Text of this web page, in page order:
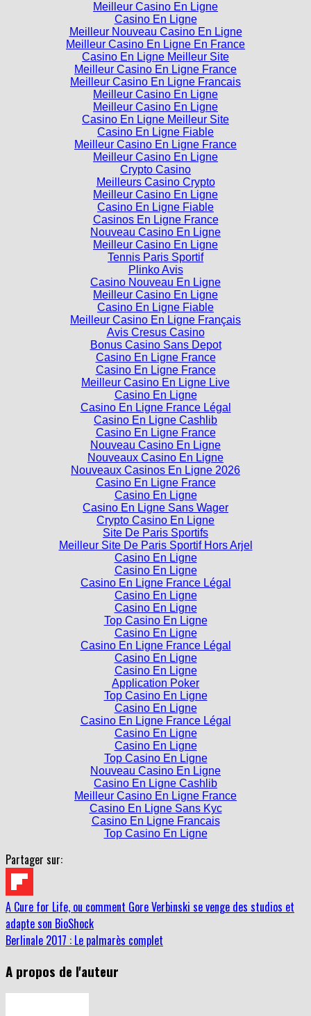
Casino En Ligne
Meilleur Nouveau Casino En Ligne
Meilleur Casino En Ligne En France
Casino En Ligne Meilleur Site
Meilleur Casino En Ligne France
Meilleur Casino En Ligne Francais
Meilleur Casino En Ligne
Meilleur Casino En Ligne
Casino En Ligne Meilleur Site
Casino En Ligne Fiable
Meilleur Casino En Ligne France
Meilleur Casino En Ligne
Crypto Casino
Meilleurs Casino Crypto
Meilleur Casino En Ligne
Casino En Ligne Fiable
Casinos En Ligne France
Nouveau Casino En Ligne
Meilleur Casino En Ligne
Tennis Paris Sportif
Plinko Avis
Casino Nouveau En Ligne
Meilleur Casino En Ligne
Casino En Ligne Fiable
Meilleur Casino En Ligne Français
Avis Cresus Casino
Bonus Casino Sans Depot
Casino En Ligne France
Casino En Ligne France
Meilleur Casino En Ligne Live
Casino En Ligne
Casino En Ligne France Légal
Casino En Ligne Cashlib
Casino En Ligne France
Nouveau Casino En Ligne
Nouveaux Casino En Ligne
Nouveaux Casinos En Ligne 2026
Casino En Ligne France
Casino En Ligne
Casino En Ligne Sans Wager
Crypto Casino En Ligne
Site De Paris Sportifs
Meilleur Site De Paris Sportif Hors Arjel
Casino En Ligne
Casino En Ligne
Casino En Ligne France Légal
Casino En Ligne
Casino En Ligne
Top Casino En Ligne
Casino En Ligne
Casino En Ligne France Légal
Casino En Ligne
Casino En Ligne
Application Poker
Top Casino En Ligne
Casino En Ligne
Casino En Ligne France Légal
Casino En Ligne
Casino En Ligne
Top Casino En Ligne
Nouveau Casino En Ligne
Casino En Ligne Cashlib
Meilleur Casino En Ligne France
Casino En Ligne Sans Kyc
Casino En Ligne Francais
Top Casino En Ligne
A Cure for Life, ou comment Gore Verbinski se venge des studios et
adapte son BioShock
Berlinale 2017 : Le palmarès complet